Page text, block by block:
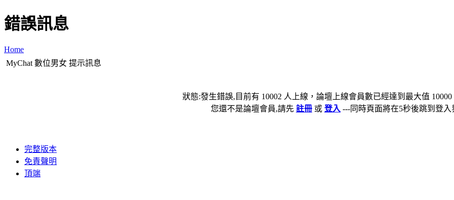
錯誤訊息
Home
MyChat 數位男女 提示訊息
狀態:發生錯誤,目前有 10002 人上線，論壇上線會員數已經達到最大值
您還不是論壇會員,請先 註冊 或 登入 ---同時頁面將在5秒後跳到登入
完整版本
免責聲明
頂端